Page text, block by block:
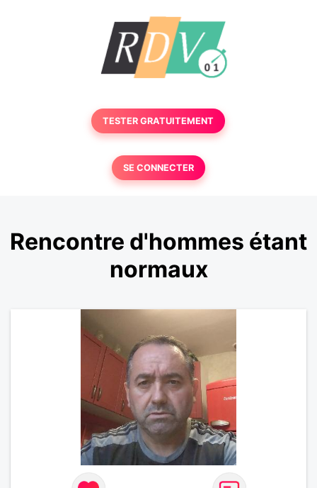
TESTER GRATUITEMENT
SE CONNECTER
Rencontre d'hommes étant
normaux